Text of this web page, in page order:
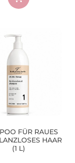
FÜR RAUES
HAAR
(1 L)